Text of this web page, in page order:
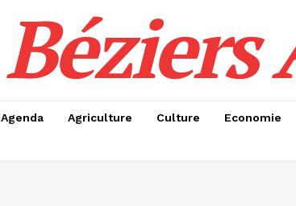
Béziers
Agenda Agriculture Culture Economie